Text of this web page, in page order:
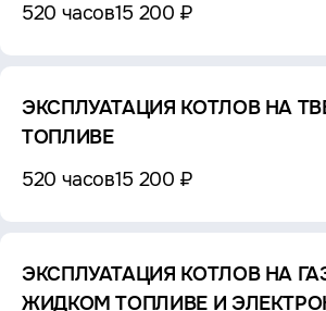
520 часов15 200 ₽
ЭКСПЛУАТАЦИЯ КОТЛОВ НА
ТОПЛИВЕ
520 часов15 200 ₽
ЭКСПЛУАТАЦИЯ КОТЛОВ НА
ЖИДКОМ ТОПЛИВЕ И